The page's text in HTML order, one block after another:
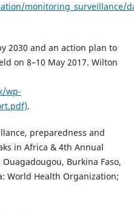
monitoring_surveillance/
2030 and an action plan to
on 8–10 May 2017. Wilton
wp-
.
preparedness and
in Africa & 4th Annual
Burkina Faso,
World Health Organization;